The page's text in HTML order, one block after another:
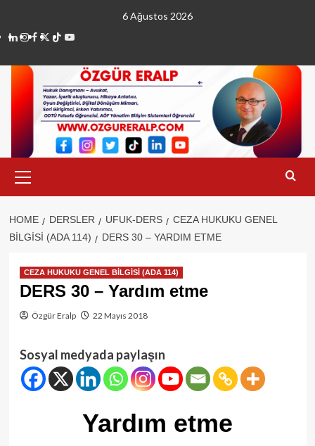
content
6 Ağustos 2026
linkedin
instagram
facebook
twitter
tiktokyoutube
Menu
HOME DERSLER UFUK-DERS
CEZA HUKUKU GENEL
BİLGİSİ (ADA 114)
DERS 30 – YARDIM ETME
CEZA HUKUKU GENEL BİLGİSİ (ADA 114)
DERS 30 – Yardım etme
Özgür Eralp 22 Mayıs 2018
Sosyal medyada paylaşın
Yardım etme